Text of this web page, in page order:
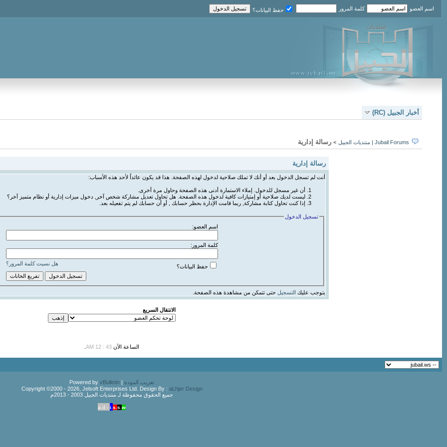
اسم العضو كلمة المرور حفظ البيانات؟
أخبار الجبيل (RC)
Jubail Forums | منتديات الجبيل > رسالة إدارية
رسالة إدارية
أنت لم تسجل الدخول بعد أو أنك لا تملك صلاحية لدخول لهذه الصفحة. هذا قد يكون عائداً لأحد هذه الأسباب:
أن غير مسجل للدخول. إملاء الاستمارة أدنى هذه الصفحة وحاول مرة أخرى.
ليست لديك صلاحية أو إمتيازات كافية لدخول هذه الصفحة. هل تحاول تعديل مشاركة شخص آخر, دخول ميزات إدارية أو نظام متميز آخر؟
إذا كنت تحاول كتابة مشاركة, ربما قامت الإدارة بحظر حسابك , أو أن حسابك لم يتم تفعيله بعد.
تسجيل الدخول
اسم العضو:
كلمة المرور:
هل نسيت كلمة المرور؟ حفظ البيانات؟
يتوجب عليك التسجيل حتى تتمكن من مشاهدة هذه الصفحة.
الانتقال السريع
الساعة الآن 43 : 12 AM
تعريب المودة | Powered by
vBulletin
Copyright ©2000 - 2026, Jelsoft Enterprises Ltd. Design By : aLhjer Design
جميع الحقوق محفوظة لـ منتديات الجبيل 2003 - 2013م
a.d - i.s.s.w